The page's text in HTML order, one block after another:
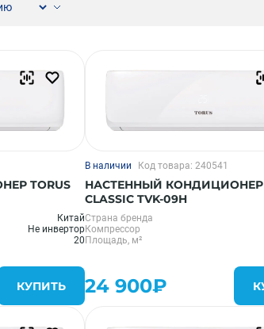
TORUS
Китай
Не инвертор
20
КУПИТЬ
В наличии Код товара: 240541
НАСТЕННЫЙ КОНДИЦИОНЕР
CLASSIC TVK-09H
Страна бренда
Компрессор
Площадь, м²
24 900₽